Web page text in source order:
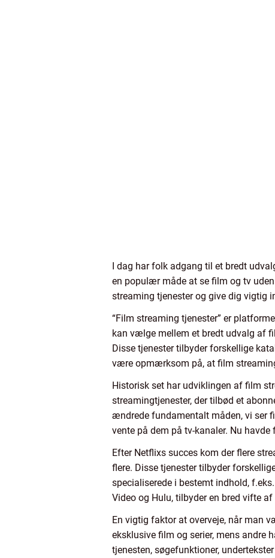
I dag har folk adgang til et bredt
en populær måde at se film og tv
streaming tjenester og give dig vigtig
“Film streaming tjenester” er
kan vælge mellem et bredt udvalg af
Disse tjenester tilbyder forskellige
være opmærksom på, at film
Historisk set har udviklingen af film
streamingtjenester, der tilbød et
ændrede fundamentalt måden, vi ser
vente på dem på tv-kanaler. Nu
Efter Netflixs succes kom der flere
flere. Disse tjenester tilbyder
specialiserede i bestemt indhold,
Video og Hulu, tilbyder en bred vifte
En vigtig faktor at overveje, når man
eksklusive film og serier, mens andre
tjenesten, søgefunktioner,